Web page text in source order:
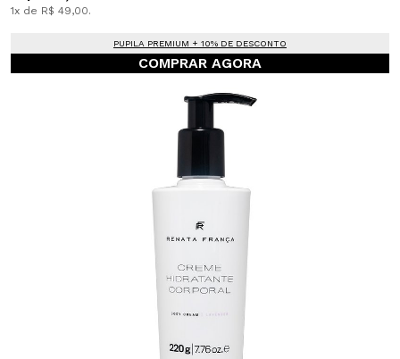
1x de R$ 49,00.
PUPILA PREMIUM + 10% DE DESCONTO
COMPRAR AGORA